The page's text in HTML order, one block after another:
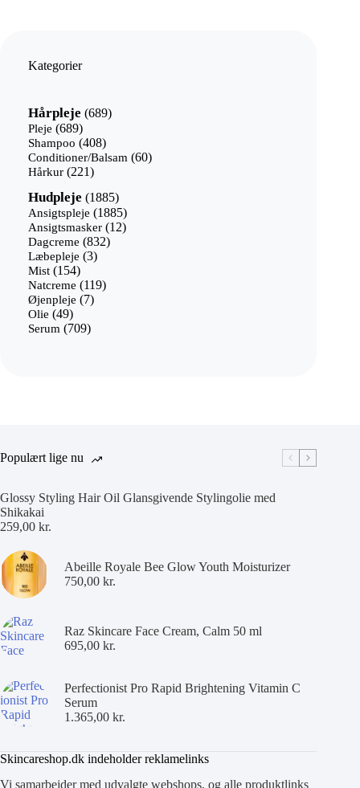
Kategorier
Hårpleje 689689
Pleje 689689
varer
Shampoo 408408
varer
Conditioner/Balsam 6060
Hårkur 221221
Hudpleje 18851885
varer
Ansigtspleje 18851885
varer
Ansigtsmasker 1212
Dagcreme 832832
Læbepleje 33
Mist 154154
varer
Natcreme 119119
Øjenpleje 77
Olie 4949
varer
Serum 709709
Populært lige nu
Glossy Styling Hair Oil Glansgivende Stylingolie med
Shikakai
259,00 kr.
Abeille Royale Bee Glow Youth Moisturizer
750,00 kr.
Raz Skincare Face Cream, Calm 50 ml
695,00 kr.
Perfectionist Pro Rapid Brightening Vitamin C
Serum
1.365,00 kr.
Skincareshop.dk indeholder reklamelinks
Vi samarbejder med udvalgte webshops, og alle produktlinks